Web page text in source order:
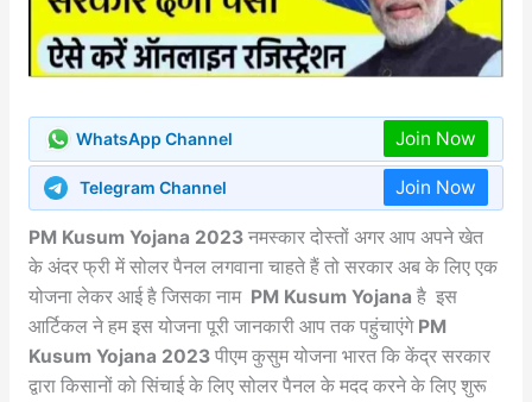
WhatsApp Channel Join Now
Telegram Channel Join Now
PM Kusum Yojana 2023नमस्कार दोस्तों अगर आप अपने खेत
के अंदर फ्री में सोलर पैनल लगवाना चाहते हैं तो सरकार अब के लिए एक
योजना लेकर आई है जिसका नाम PM Kusum Yojana है इस
आर्टिकल ने हम इस योजना पूरी जानकारी आप तक पहुंचाएंगे PM
Kusum Yojana 2023पीएम कुसुम योजना भारत कि केंद्र सरकार
द्वारा किसानों को सिंचाई के लिए सोलर पैनल के मदद करने के लिए शुरू